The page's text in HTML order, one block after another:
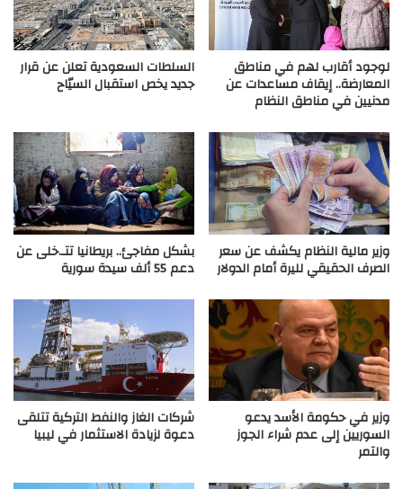
لوجود أقارب لهم في مناطق
المعارضة.. إيقاف مساعدات عن
مدنيين في مناطق النظام
السلطات السعودية تعلن عن قرار
جديد يخص استقبال السيّاح
وزير مالية النظام يكشف عن سعر
الصرف الحقيقي لليرة أمام الدولار
بشكل مفاجئ.. بريطانيا تتـ.خلى عن
دعم 55 ألف سيدة سورية
وزير في حكومة الأسد يدعو
السوريين إلى عدم شراء الجوز
والتمر
شركات الغاز والنفط التركية تتلقى
دعوة لزيادة الاستثمار في ليبيا